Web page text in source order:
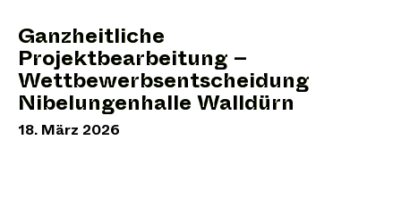
Ganzheitliche
Projektbearbeitung –
Wettbewerbsentscheidung
Nibelungenhalle Walldürn
18. März 2026